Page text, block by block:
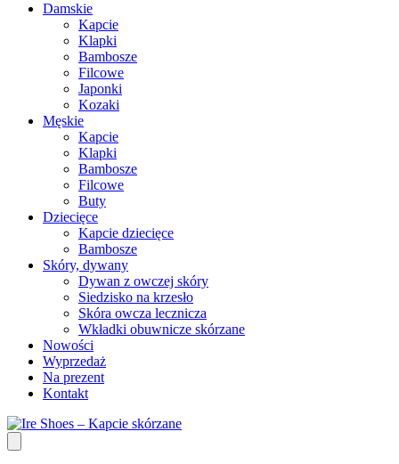
Damskie
Kapcie
Klapki
Bambosze
Filcowe
Japonki
Kozaki
Męskie
Kapcie
Klapki
Bambosze
Filcowe
Buty
Dziecięce
Kapcie dziecięce
Bambosze
Skóry, dywany
Dywan z owczej skóry
Siedzisko na krzesło
Skóra owcza lecznicza
Wkładki obuwnicze skórzane
Nowości
Wyprzedaż
Na prezent
Kontakt